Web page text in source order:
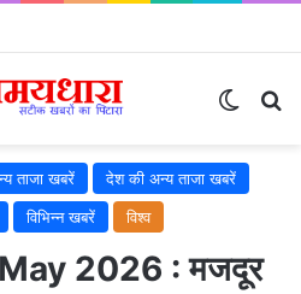
ताजा खबरें
देश की अन्य ताजा खबरें
विभिन्न खबरें विश्व
2026 : मजदूर